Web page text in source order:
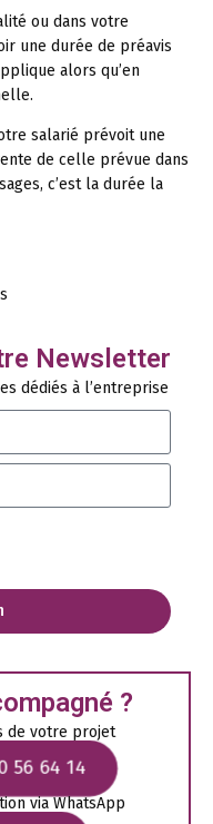
ou dans votre
une durée de préavis
alors qu’en
salarié prévoit une
de celle prévue dans
c’est la durée la
Newsletter
dédiés à l’entreprise
?
de votre projet
56 64 14
via WhatsApp